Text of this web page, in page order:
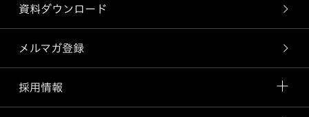
資料ダウンロード
メルマガ登録
採用情報